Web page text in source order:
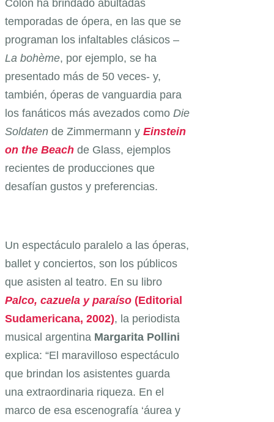
Colón ha brindado abultadas
temporadas de ópera, en las que se
programan los infaltables clásicos –
La bohème, por ejemplo, se ha
presentado más de 50 veces- y,
también, óperas de vanguardia para
los fanáticos más avezados como Die
Soldaten de Zimmermann y Einstein
on the Beach de Glass, ejemplos
recientes de producciones que
desafían gustos y preferencias.
Un espectáculo paralelo a las óperas,
ballet y conciertos, son los públicos
que asisten al teatro. En su libro
Palco, cazuela y paraíso (Editorial
Sudamericana, 2002), la periodista
musical argentina Margarita Pollini
explica: “El maravilloso espectáculo
que brindan los asistentes guarda
una extraordinaria riqueza. En el
marco de esa escenografía ‘áurea y